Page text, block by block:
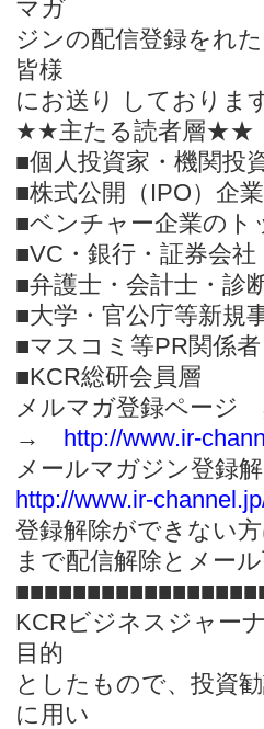
マガ
ジンの配信登録をれ
皆様
にお送り しておりま
★★主たる読者層★★
■個人投資家・機関投
■株式公開（IPO）企
■ベンチャー企業のト
■VC・銀行・証券会
■弁護士・会計士・診
■大学・官公庁等新規
■マスコミ等PR関係者
■KCR総研会員層
メルマガ登録ページ
→ http://www.ir-
メールマガジン登録
http://www.ir-
登録解除ができない
まで配信解除とメー
KCRビジネスジャー
目的
としたもので、投資
に用い